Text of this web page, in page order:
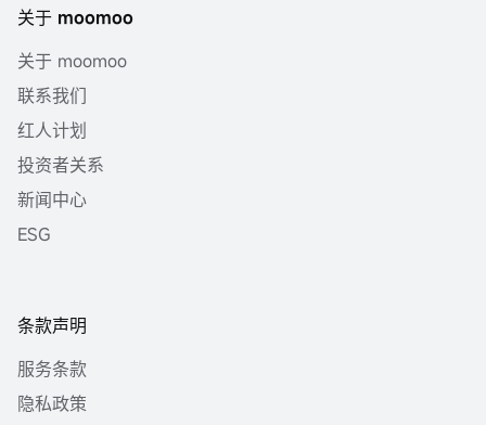
关于 moomoo
关于 moomoo
联系我们
红人计划
投资者关系
新闻中心
ESG
条款声明
服务条款
隐私政策